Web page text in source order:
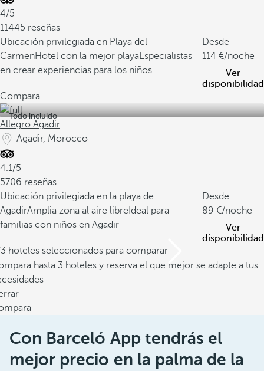
4/5
11445 reseñas
Ubicación privilegiada en Playa del
CarmenHotel con la mejor playaEspecialistas
en crear experiencias para los niños
Desde
114
/noche
Ver
disponibilidad
Compara
Todo incluido
Allegro Agadir
Agadir, Morocco
4.1/5
5706 reseñas
Ubicación privilegiada en la playa de
AgadirAmplia zona al aire libre Ideal para
familias con niños en Agadir
Desde
89
/noche
Ver
disponibilidad
hoteles seleccionados para comparar
hasta 3 hoteles y reserva el que mejor se adapte a tus
Con Barceló App tendrás el
mejor precio en la palma de la